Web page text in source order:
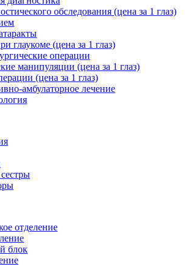
обследования (цена за 1 глаз)
глаукоме (цена за 1 глаз)
операции
манипуляции (цена за 1 глаз)
(цена за 1 глаз)
амбулаторное лечение
отделение
блок